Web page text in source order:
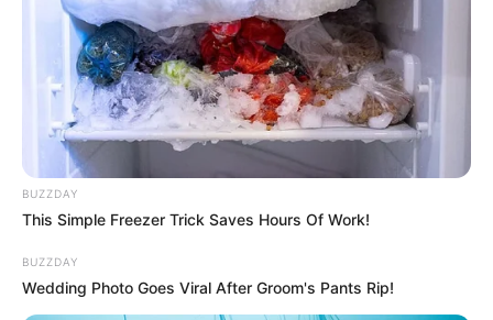
Desde la Gobernación de Antioquia informaron, además,
que los enfrentamientos entre ilegales no solo dejó la
captura de dos personas, sino la incautación de material
bélico, entre ellos: 2 proveedores para fusil; 23 cartuchos
calibre 5.56 MM;5 cartuchos calibre 38MM; 4 libros
alusivos a las EGC, entre otros elementos
COMPARTIR
ALERTA BOGOTÁ EN GOOGLE NEWS
BUZZDAY
This Simple Freezer Trick Saves Hours Of Work!
BUZZDAY
Wedding Photo Goes Viral After Groom's Pants Rip!